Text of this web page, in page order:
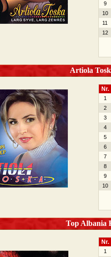
9
10
11
12
Artiola
Nr.
1
2
3
4
5
6
7
8
9
10
Top Albania
Nr.
1